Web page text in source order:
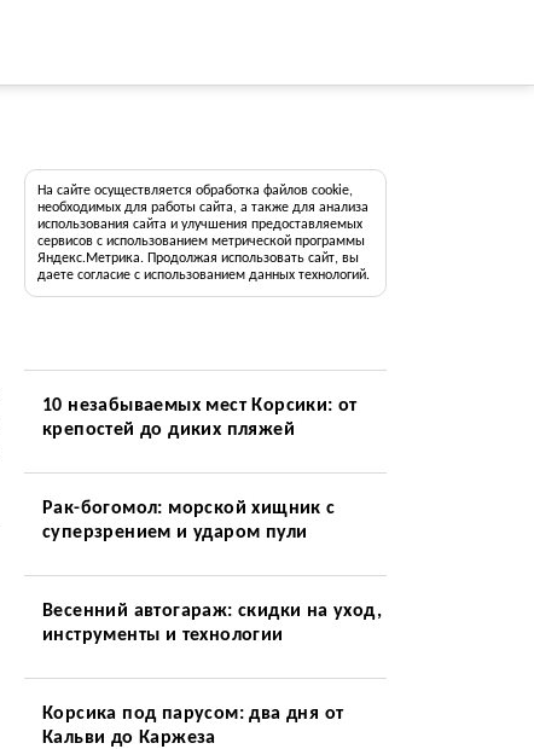
На сайте осуществляется обработка файлов cookie,
необходимых для работы сайта, а также для анализа
использования сайта и улучшения предоставляемых
сервисов с использованием метрической программы
Яндекс.Метрика. Продолжая использовать сайт, вы
даете согласие с использованием данных технологий.
10 незабываемых мест Корсики: от
крепостей до диких пляжей
Рак-богомол: морской хищник с
суперзрением и ударом пули
Весенний автогараж: скидки на уход,
инструменты и технологии
Корсика под парусом: два дня от
Кальви до Каржеза